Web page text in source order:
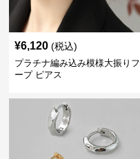
¥6,120 (税込)
プラチナ編み込み模様大振りフ
ープ ピアス